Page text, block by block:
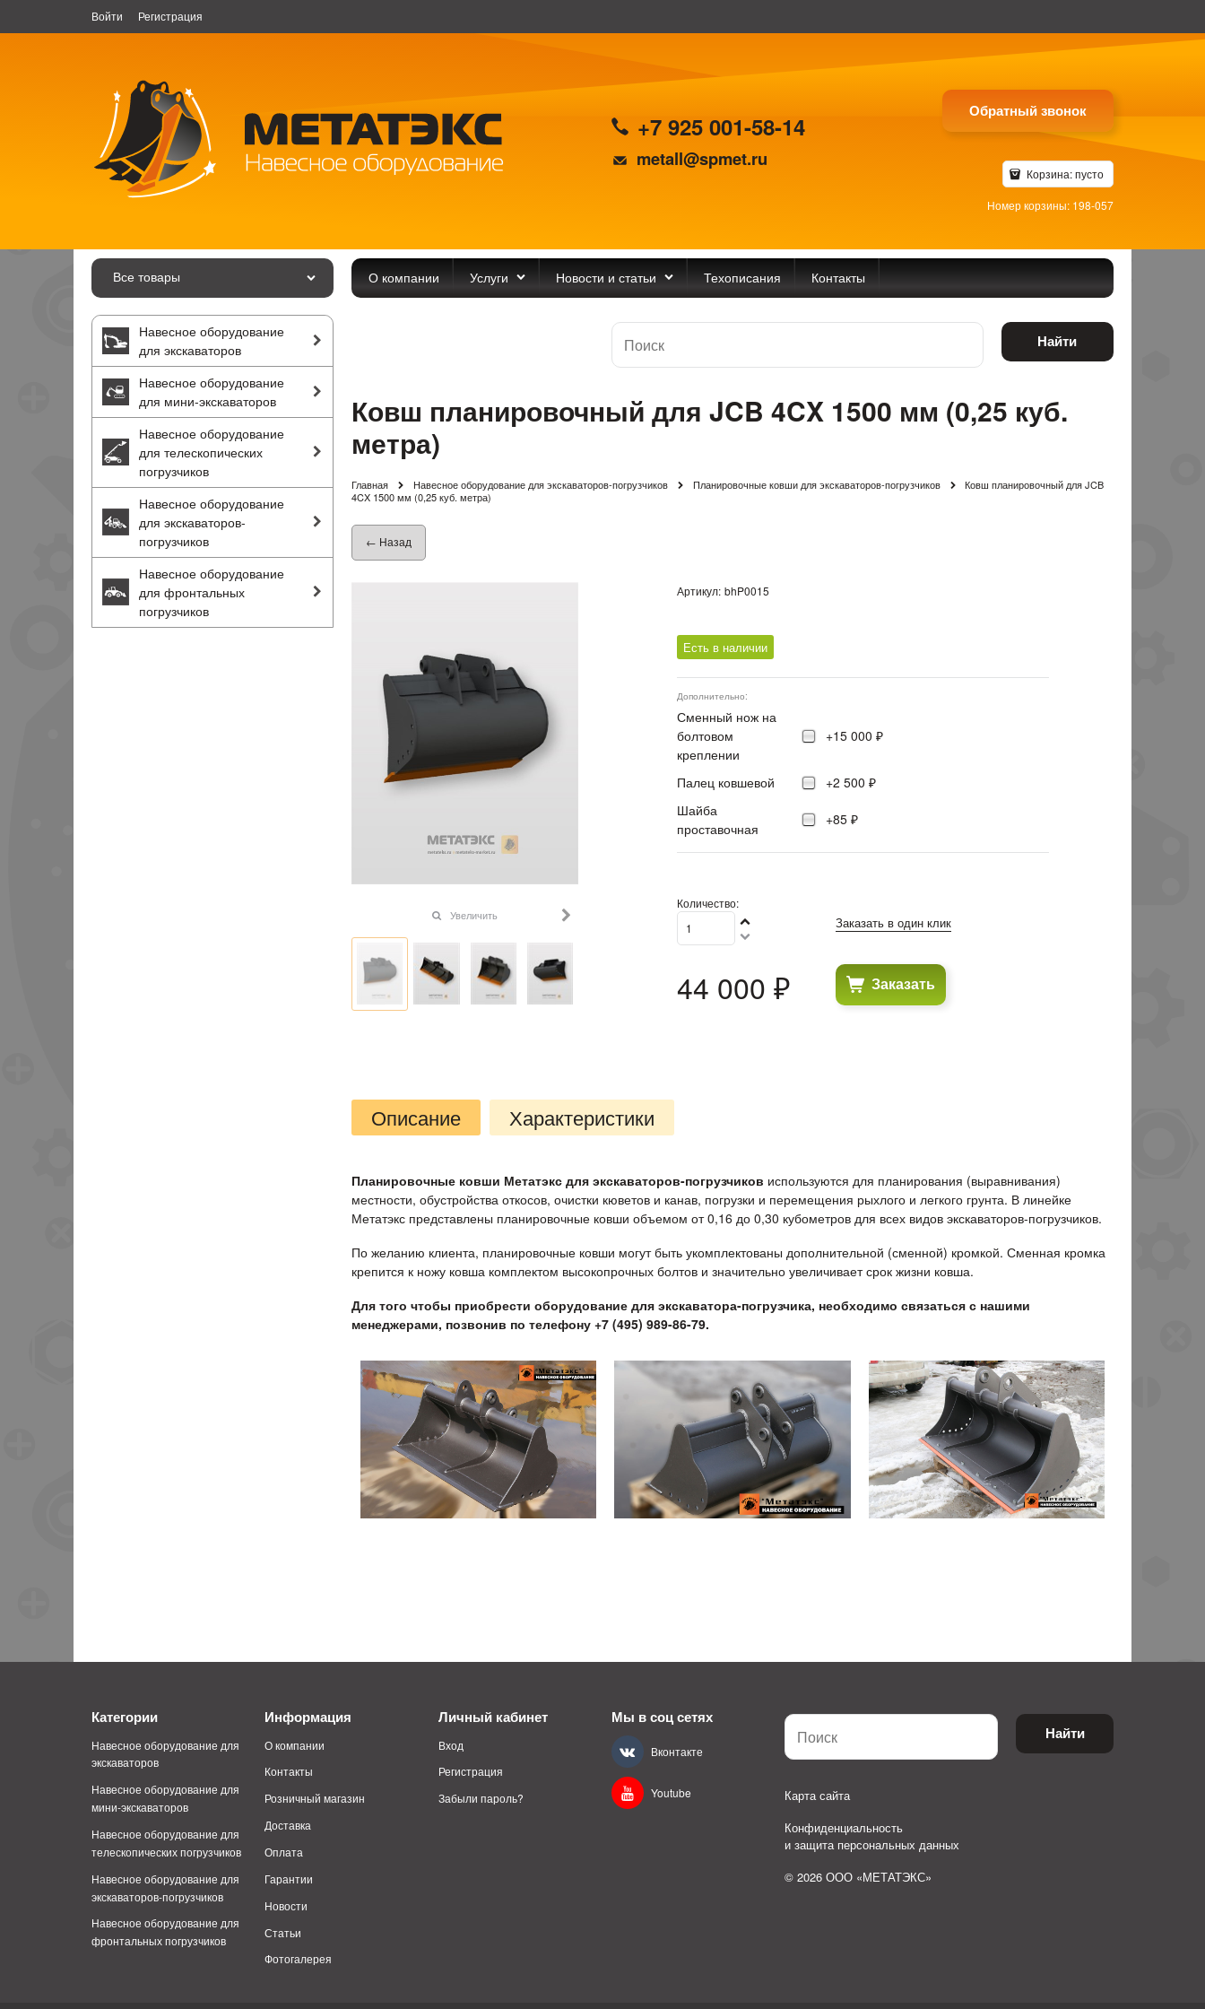
Войти Регистрация
+7 925 001-58-14
metall@spmet.ru
Обратный звонок
Корзина:пусто
Номер корзины: 198-057
Все товары О компании Услуги Новости и статьи Техописания Контакты
Навесное оборудование
для экскаваторов
Навесное оборудование
для мини-экскаваторов
Навесное оборудование
для телескопических
погрузчиков
Навесное оборудование
для экскаваторов-
погрузчиков
Навесное оборудование
для фронтальных
погрузчиков
Найти
Ковш планировочный для JCB 4CX 1500 мм (0,25 куб.
метра)
Главная Навесное оборудование для экскаваторов-погрузчиков Планировочные ковши для экскаваторов-погрузчиков
Ковш планировочный для JCB
4CX 1500 мм (0,25 куб. метра)
← Назад
Увеличить
Артикул: bhP0015
Есть в наличии
Дополнительно:
Сменный нож на
болтовом
креплении
+15 000 ₽
Палец ковшевой
+2 500 ₽
Шайба
проставочная
+85 ₽
Количество:
44 000 ₽
Заказать в один клик
Заказать
Описание Характеристики
Планировочные ковши Метатэкс для экскаваторов-погрузчиков используются для планирования (выравнивания)
местности, обустройства откосов, очистки кюветов и канав, погрузки и перемещения рыхлого и легкого грунта. В линейке
Метатэкс представлены планировочные ковши объемом от 0,16 до 0,30 кубометров для всех видов экскаваторов-погрузчиков.
По желанию клиента, планировочные ковши могут быть укомплектованы дополнительной (сменной) кромкой. Сменная кромка
крепится к ножу ковша комплектом высокопрочных болтов и значительно увеличивает срок жизни ковша.
Для того чтобы приобрести оборудование для экскаватора-погрузчика, необходимо связаться с нашими
менеджерами, позвонив по телефону +7 (495) 989-86-79.
Категории
Навесное оборудование для
экскаваторов
Навесное оборудование для
мини-экскаваторов
Навесное оборудование для
телескопических погрузчиков
Навесное оборудование для
экскаваторов-погрузчиков
Навесное оборудование для
фронтальных погрузчиков
Информация
О компании
Контакты
Розничный магазин
Доставка
Оплата
Гарантии
Новости
Статьи
Фотогалерея
Личный кабинет
Вход
Регистрация
Забыли пароль?
Мы в соц сетях
Вконтакте
Youtube
Найти
Карта сайта
Конфиденциальность
и защита персональных данных
© 2026 ООО «МЕТАТЭКС»